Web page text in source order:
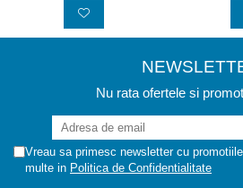
Nu rata ofertele si
Vreau sa primesc newsletter cu
multe in Politica de Confidentialitate